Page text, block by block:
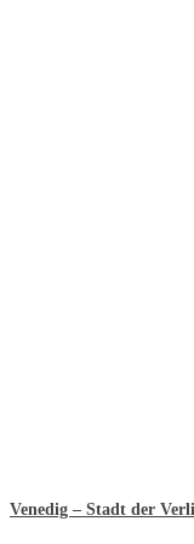
Venedig – Stadt der